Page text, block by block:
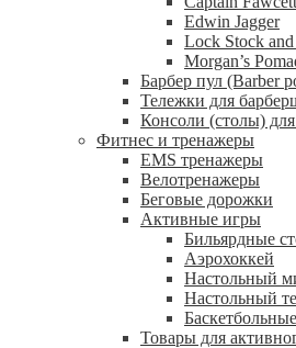
Edwin Jagger
Lock Stock
Morgan’s
Барбер пул (Barber
Тележки для
Консоли (столы)
Фитнес и тренажеры
EMS тренажеры
Велотренажеры
Беговые дорожки
Активные игры
Бильярдные
Аэрохоккей
Настольный
Настольный
Товары для